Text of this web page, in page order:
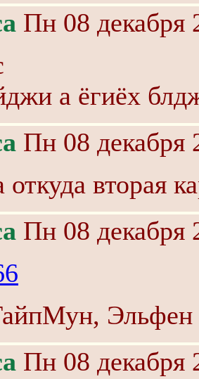
Пн 08 декабря
а ёгиёх
Пн 08 декабря
вторая
Пн 08 декабря
Пн 08 декабря